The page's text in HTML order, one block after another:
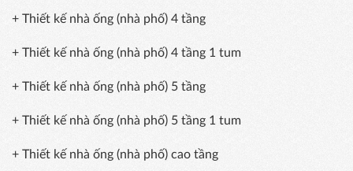
+ Thiết kế nhà ống (nhà phố) 4 tầng
+ Thiết kế nhà ống (nhà phố) 4 tầng 1 tum
+ Thiết kế nhà ống (nhà phố) 5 tầng
+ Thiết kế nhà ống (nhà phố) 5 tầng 1 tum
+ Thiết kế nhà ống (nhà phố) cao tầng